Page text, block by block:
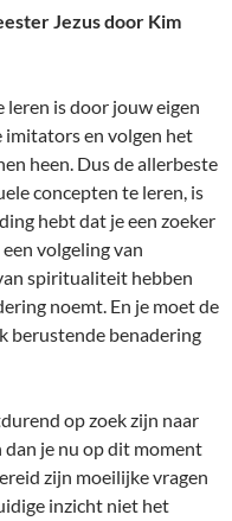
Jezus door Kim
leren is door jouw eigen
en volgen het
heen. Dus de allerbeste
concepten te leren, is
hebt dat je een zoeker
volgeling van
spiritualiteit hebben
noemt. En je moet de
berustende benadering
op zoek zijn naar
je nu op dit moment
zijn moeilijke vragen
inzicht niet het